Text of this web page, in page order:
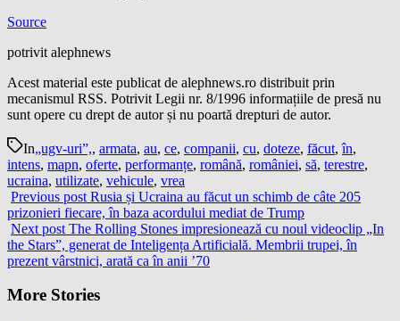
Source
potrivit alephnews
Acest material este publicat de alephnews.ro distribuit prin
mecanismul RSS. Potrivit Legii nr. 8/1996 informațiile de presă nu
sunt opere cu drept de autor și nu poartă drepturi de autor.
In„ugv-uri”,, armata, au, ce, companii, cu, doteze, făcut,în,
intens, mapn, oferte, performanțe, română, româniei, să, terestre,
ucraina, utilizate, vehicule, vrea
Previous post Rusia și Ucraina au făcut un schimb de câte 205
prizonieri fiecare, în baza acordului mediat de Trump
Next post The Rolling Stones impresionează cu noul videoclip „In
the Stars”, generat de Inteligența Artificială. Membrii trupei, în
prezent vârstnici, arată ca în anii ’70
More Stories